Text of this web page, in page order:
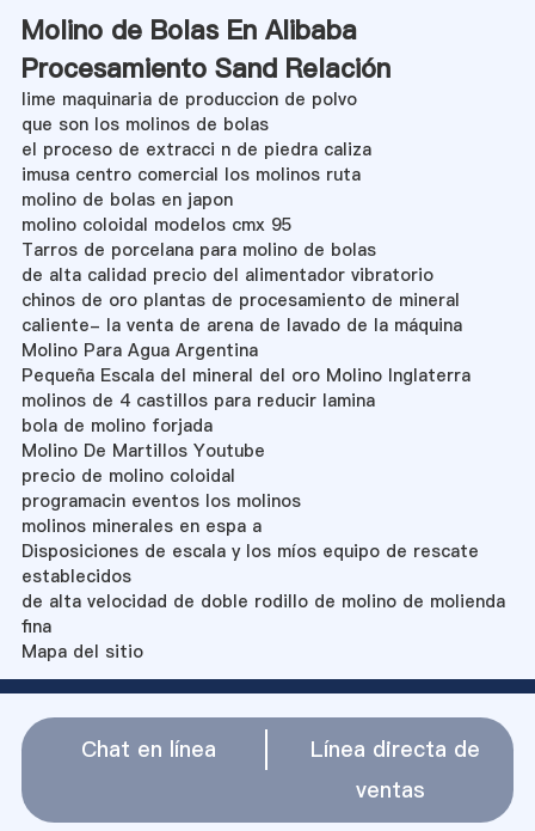
Molino de Bolas En Alibaba
Procesamiento Sand Relación
lime maquinaria de produccion de polvo
que son los molinos de bolas
el proceso de extracci n de piedra caliza
imusa centro comercial los molinos ruta
molino de bolas en japon
molino coloidal modelos cmx 95
Tarros de porcelana para molino de bolas
de alta calidad precio del alimentador vibratorio
chinos de oro plantas de procesamiento de mineral
caliente- la venta de arena de lavado de la máquina
Molino Para Agua Argentina
Pequeña Escala del mineral del oro Molino Inglaterra
molinos de 4 castillos para reducir lamina
bola de molino forjada
Molino De Martillos Youtube
precio de molino coloidal
programacin eventos los molinos
molinos minerales en espa a
Disposiciones de escala y los míos equipo de rescate
establecidos
de alta velocidad de doble rodillo de molino de molienda
fina
Mapa del sitio
Chat en línea
Línea directa de
ventas